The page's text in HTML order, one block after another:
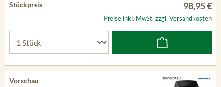
98,95 €
Preise inkl. MwSt. zzgl. Versandkosten